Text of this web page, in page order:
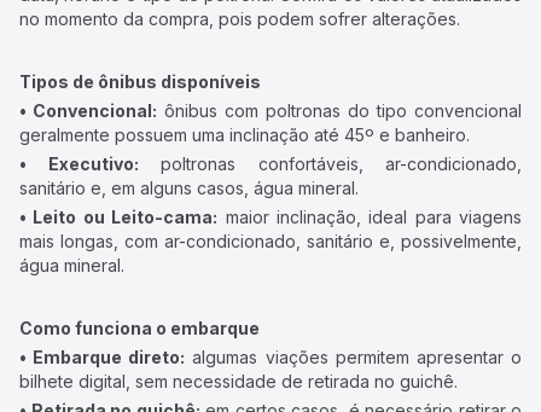
no momento da compra, pois podem sofrer alterações.
Tipos de ônibus disponíveis
• Convencional: ônibus com poltronas do tipo convencional
geralmente possuem uma inclinação até 45º e banheiro.
• Executivo: poltronas confortáveis, ar-condicionado,
sanitário e, em alguns casos, água mineral.
• Leito ou Leito-cama: maior inclinação, ideal para viagens
mais longas, com ar-condicionado, sanitário e, possivelmente,
água mineral.
Como funciona o embarque
• Embarque direto: algumas viações permitem apresentar o
bilhete digital, sem necessidade de retirada no guichê.